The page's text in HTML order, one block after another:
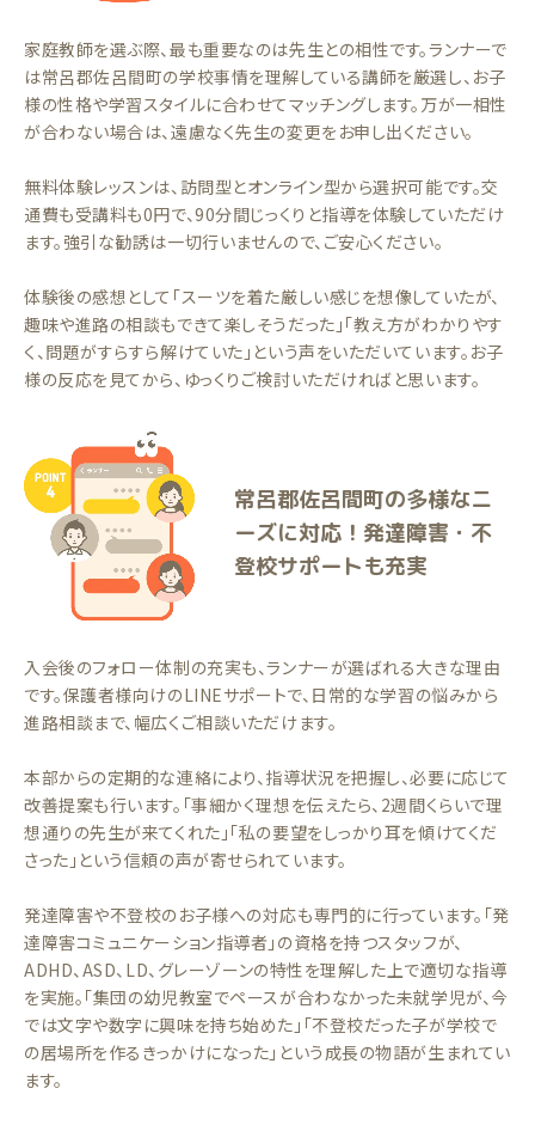
家庭教師を選ぶ際、最も重要なのは先生との相性です。ランナーで
は常呂郡佐呂間町の学校事情を理解している講師を厳選し、お子
様の性格や学習スタイルに合わせてマッチングします。万が一相性
が合わない場合は、遠慮なく先生の変更をお申し出ください。
無料体験レッスンは、訪問型とオンライン型から選択可能です。交
通費も受講料も0円で、90分間じっくりと指導を体験していただけ
ます。強引な勧誘は一切行いませんので、ご安心ください。
体験後の感想として「スーツを着た厳しい感じを想像していたが、
趣味や進路の相談もできて楽しそうだった」「教え方がわかりやす
く、問題がすらすら解けていた」という声をいただいています。お子
様の反応を見てから、ゆっくりご検討いただければと思います。
常呂郡佐呂間町の多様なニ
ーズに対応！発達障害・不
登校サポートも充実
入会後のフォロー体制の充実も、ランナーが選ばれる大きな理由
です。保護者様向けのLINEサポートで、日常的な学習の悩みから
進路相談まで、幅広くご相談いただけます。
本部からの定期的な連絡により、指導状況を把握し、必要に応じて
改善提案も行います。「事細かく理想を伝えたら、2週間くらいで理
想通りの先生が来てくれた」「私の要望をしっかり耳を傾けてくだ
さった」という信頼の声が寄せられています。
発達障害や不登校のお子様への対応も専門的に行っています。「発
達障害コミュニケーション指導者」の資格を持つスタッフが、
ADHD、ASD、LD、グレーゾーンの特性を理解した上で適切な指導
を実施。「集団の幼児教室でペースが合わなかった未就学児が、今
では文字や数字に興味を持ち始めた」「不登校だった子が学校で
の居場所を作るきっかけになった」という成長の物語が生まれてい
ます。